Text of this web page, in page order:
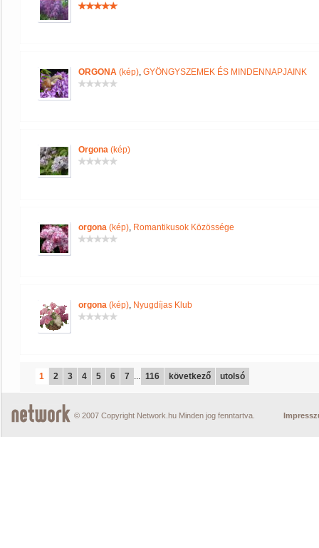
ORGONA (kép), GYÖNGYSZEMEK ÉS MINDENNAPJAINK
Orgona (kép)
orgona (kép), Romantikusok Közössége
orgona (kép), Nyugdíjas Klub
1 2 3 4 5 6 7 ... 116 következő utolsó
© 2007 Copyright Network.hu Minden jog fenntartva.